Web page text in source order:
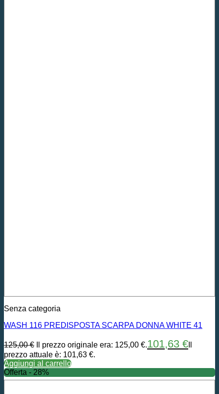
Senza categoria
WASH 116 PREDISPOSTA SCARPA DONNA WHITE 41
125,00€ Il prezzo originale era: 125,00 €.101,63 €
prezzo attuale è: 101,63 €.
Aggiungi al carrello
Offerta - 28%